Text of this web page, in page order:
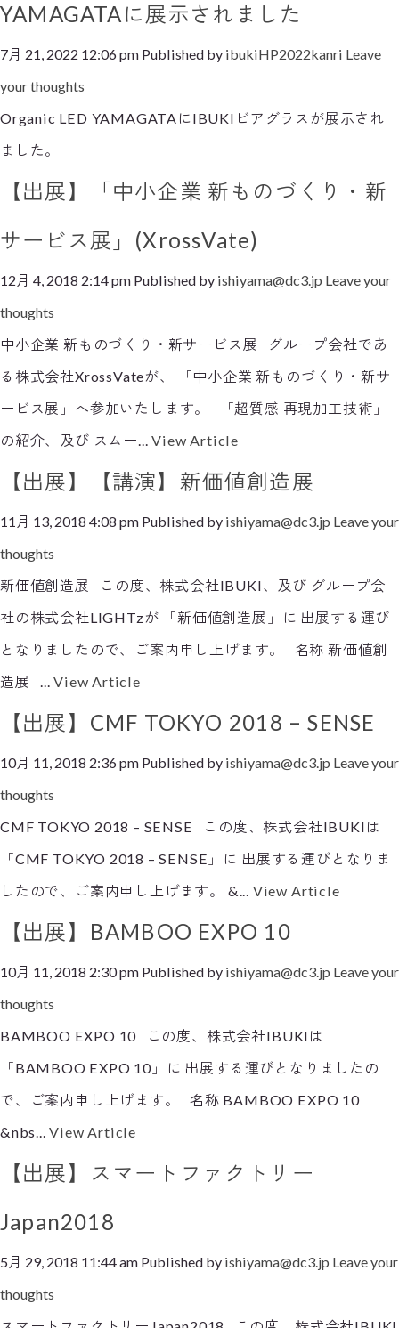
YAMAGATAに展示されました
7月 21, 2022 12:06 pm Published by ibukiHP2022kanri Leave
your thoughts
Organic LED YAMAGATAにIBUKIビアグラスが展示され
ました。
【出展】「中小企業 新ものづくり・新
サービス展」(XrossVate)
12月 4, 2018 2:14 pm Published by ishiyama@dc3.jp Leave your
thoughts
中小企業 新ものづくり・新サービス展 グループ会社であ
る株式会社XrossVateが、 「中小企業 新ものづくり・新サ
ービス展」へ参加いたします。 「超質感 再現加工技術」
の紹介、及び スムー...View Article
【出展】【講演】新価値創造展
11月 13, 2018 4:08 pm Published by ishiyama@dc3.jp Leave your
thoughts
新価値創造展 この度、株式会社IBUKI、及び グループ会
社の株式会社LIGHTzが 「新価値創造展」に 出展する運び
となりましたので、ご案内申し上げます。 名称 新価値創
造展 ...View Article
【出展】CMF TOKYO 2018 – SENSE
10月 11, 2018 2:36 pm Published by ishiyama@dc3.jp Leave your
thoughts
CMF TOKYO 2018 – SENSE この度、株式会社IBUKIは
「CMF TOKYO 2018 – SENSE」に 出展する運びとなりま
したので、ご案内申し上げます。 &... View Article
【出展】BAMBOO EXPO 10
10月 11, 2018 2:30 pm Published by ishiyama@dc3.jp Leave your
thoughts
BAMBOO EXPO 10 この度、株式会社IBUKIは
「BAMBOO EXPO 10」に 出展する運びとなりましたの
で、ご案内申し上げます。 名称 BAMBOO EXPO 10
&nbs...View Article
【出展】スマートファクトリー
Japan2018
5月 29, 2018 11:44 am Published by ishiyama@dc3.jp Leave your
thoughts